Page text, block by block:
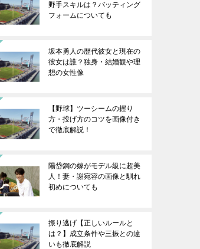
野手スキルは？バッティング
フォームについても
坂本勇人の歴代彼女と現在の
彼女は誰？独身・結婚観や理
想の女性像
【野球】ツーシームの握り
方・投げ方のコツを画像付き
で徹底解説！
陽岱鋼の嫁がモデル級に超美
人！妻・謝宛容の画像と馴れ
初めについても
振り逃げ【正しいルールと
は？】成立条件や三振との違
いも徹底解説